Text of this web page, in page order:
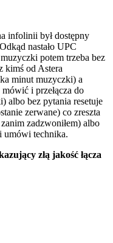
infolinii był dostępny
nastało UPC
potem trzeba bez
kimś od Astera
minut muzyczki) a
i przełącza do
albo bez pytania resetuje
zerwane) co zreszta
zadzwoniłem) albo
umówi technika.
złą jakość łącza